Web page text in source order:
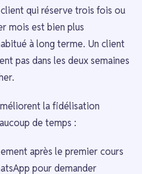
qui réserve trois fois ou
mois est bien plus
à long terme. Un client
pas dans les deux semaines
la fidélisation
de temps :
après le premier cours
pour demander